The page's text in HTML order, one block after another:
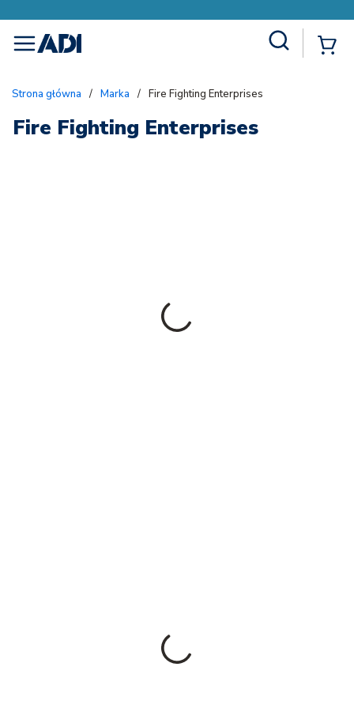
menu
Strona główna / Marka / Fire Fighting Enterprises
Fire Fighting Enterprises